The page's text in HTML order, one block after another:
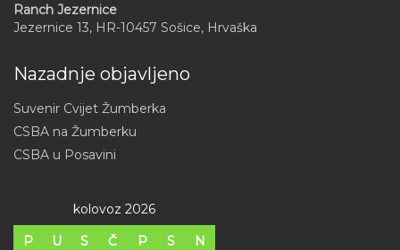
Ranch Jezernice
Jezernice 13, HR-10457 Sošice, Hrvaška
Nazadnje objavljeno
Suvenir Cvijet Žumberka
CSBA na Žumberku
CSBA u Posavini
kolovoz 2026
P
U S Č P S
N